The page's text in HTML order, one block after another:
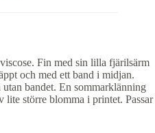
Fin med sin lilla fjärilsärm
och med ett band i midjan.
bandet. En sommarklänning
lite större blomma i printet. Passar